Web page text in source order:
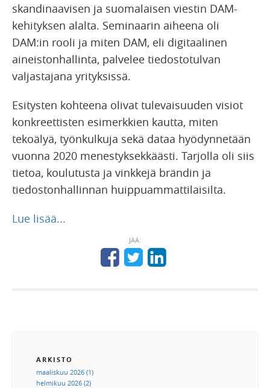
skandinaavisen ja suomalaisen viestin DAM-
kehityksen alalta. Seminaarin aiheena oli
DAM:in rooli ja miten DAM, eli digitaalinen
aineistonhallinta, palvelee tiedostotulvan
valjastajana yrityksissä.
Esitysten kohteena olivat tulevaisuuden visiot
konkreettisten esimerkkien kautta, miten
tekoälyä, työnkulkuja sekä dataa hyödynnetään
vuonna 2020 menestyksekkäästi. Tarjolla oli siis
tietoa, koulutusta ja vinkkejä brändin ja
tiedostonhallinnan huippuammattilaisilta.
Lue lisää...
JAA:
ARKISTO
maaliskuu 2026 (1)
helmikuu 2026 (2)